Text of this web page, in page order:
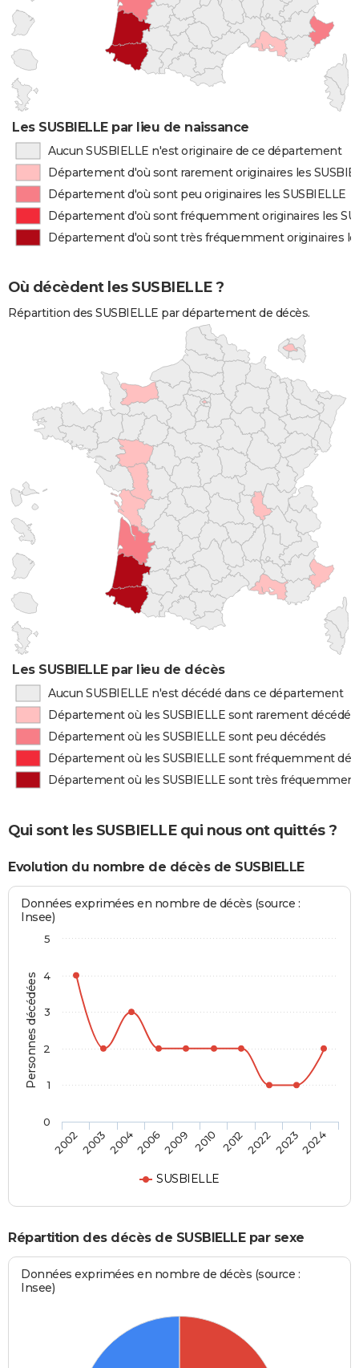
Les SUSBIELLE par lieu de naissance
Aucun SUSBIELLE n'est originaire de ce département
Département d'où sont rarement originaires les
Département d'où sont peu originaires les SUSBIELLE
Département d'où sont fréquemment originaires les
Département d'où sont très fréquemment originaires
Où décèdent les SUSBIELLE ?
Répartition des SUSBIELLE par département de décès.
Les SUSBIELLE par lieu de décès
Aucun SUSBIELLE n'est décédé dans ce département
Département où les SUSBIELLE sont rarement décédés
Département où les SUSBIELLE sont peu décédés
Département où les SUSBIELLE sont fréquemment
Département où les SUSBIELLE sont très
Qui sont les SUSBIELLE qui nous ont quittés ?
Evolution du nombre de décès de SUSBIELLE
Personnes décédées
Données exprimées en nombre de décès (source :
Insee)
SUSBIELLE
20022003200420062009 2010 2012202220232024
0
1
2
3
4
5
Répartition des décès de SUSBIELLE par sexe
Données exprimées en nombre de décès (source :
Insee)